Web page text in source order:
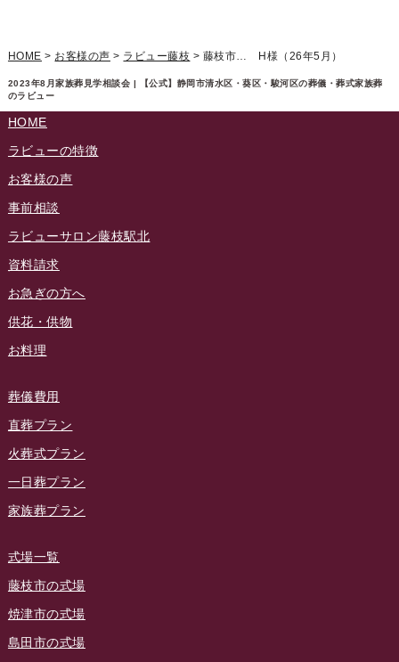
2023年8月家族葬見学相談会 | 【公式】静岡市清水区・葵区・駿河区の葬儀・葬式家族葬
のラビュー
2024年11月
2024年10月
2024年9月
2024年8月
2024年5月
2024年4月
2024年3月
2024年2月
2023年12月
2023年11月
2023年10月
2023年9月
2023年7月
2023年6月
2023年5月
ラビュー西焼津ふれ愛ブログ(20)
ラビュー島田六合ふれ愛ブログ
ラビュー静岡籠上ふれ愛ブログ
ラビュー金谷ふれ愛ブログ
ラビュー静岡下島イベント情報(92)
ラビュー東静岡イベント情報 (90)
ラビュー島田稲荷イベント情報(84)
ラビュー焼津石津イベント情報
ラビュー藤枝茶町イベント情報
ラビュー藤枝イベント情報
ラビュー静岡沓谷イベント情報
ラビュー藤枝駅北イベント情報
ラビュー静岡籠上イベント情報
ラビュー金谷イベント情報
お葬式の豆知識
お客様の声
ラビュー静岡下島
ラビュー東静岡
ラビューリビング静岡沓谷
ラビュー藤枝
ラビュー藤枝茶町
ラビュー島田稲荷
ラビュー焼津石津
ラビュー藤枝駅北
ラビュー清水飯田
ラビュー西焼津
HOME > お客様の声 > ラビュー藤枝 > 藤枝市… H様（26年5月）
HOME
ラビューの特徴
お客様の声
事前相談
ラビューサロン藤枝駅北
資料請求
お急ぎの方へ
供花・供物
お料理
葬儀費用
直葬プラン
火葬式プラン
一日葬プラン
家族葬プラン
式場一覧
藤枝市の式場
焼津市の式場
島田市の式場